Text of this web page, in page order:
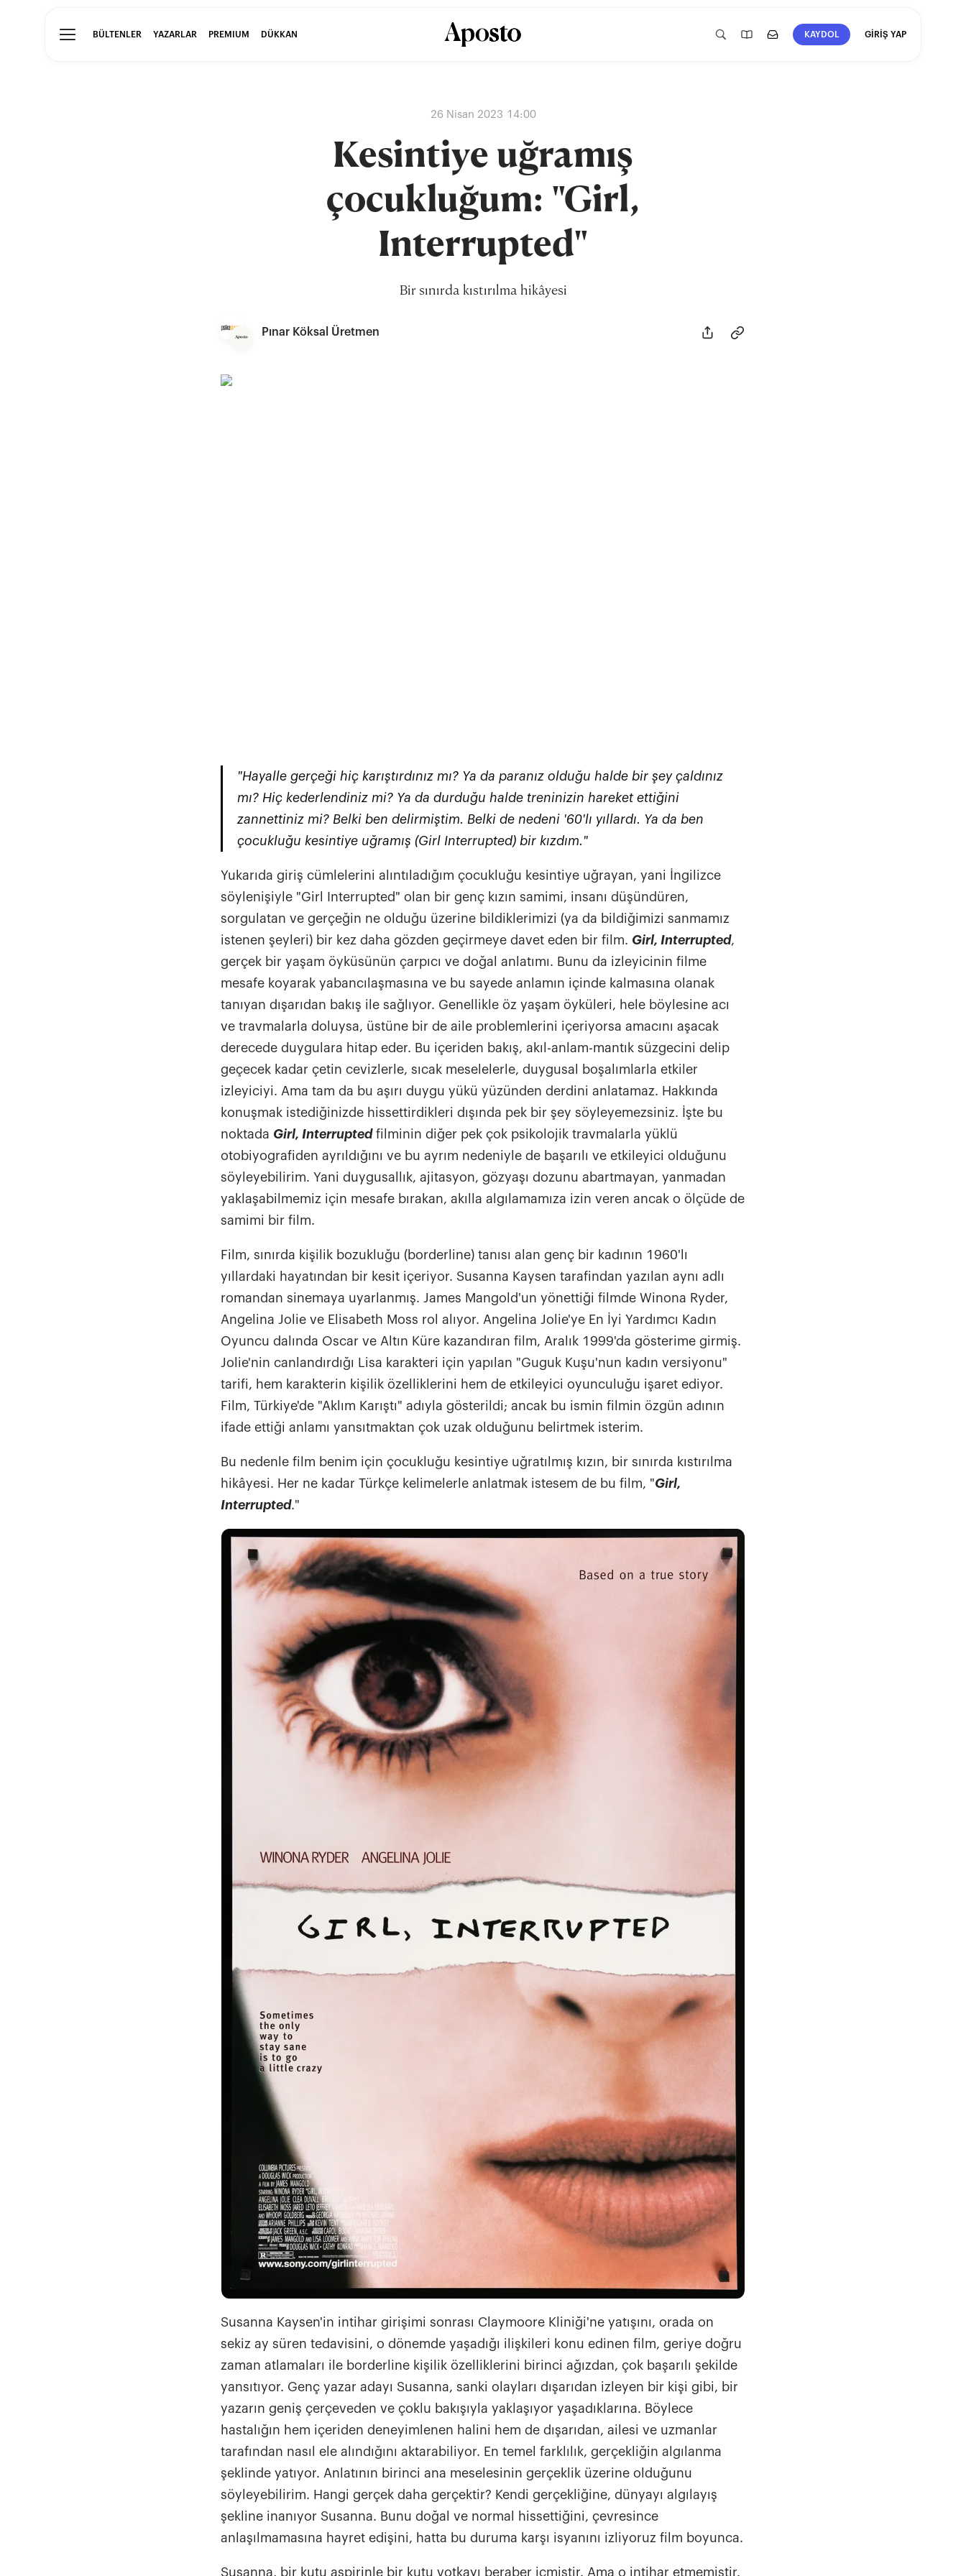
BÜLTENLER YAZARLAR PREMIUM DÜKKAN KAYDOL GİRİŞ YAP
26 Nisan 2023 14:00
Kesintiye uğramış
çocukluğum: "Girl,
Interrupted"
Bir sınırda kıstırılma hikâyesi
Pınar Köksal Üretmen
"Hayalle gerçeği hiç karıştırdınız mı? Ya da paranız olduğu halde bir şey çaldınız
mı? Hiç kederlendiniz mi? Ya da durduğu halde treninizin hareket ettiğini
zannettiniz mi? Belki ben delirmiştim. Belki de nedeni '60'lı yıllardı. Ya da ben
çocukluğu kesintiye uğramış (Girl Interrupted) bir kızdım."
Yukarıda giriş cümlelerini alıntıladığım çocukluğu kesintiye uğrayan, yani İngilizce
söylenişiyle "Girl Interrupted" olan bir genç kızın samimi, insanı düşündüren,
sorgulatan ve gerçeğin ne olduğu üzerine bildiklerimizi (ya da bildiğimizi sanmamız
istenen şeyleri) bir kez daha gözden geçirmeye davet eden bir film. Girl, Interrupted,
gerçek bir yaşam öyküsünün çarpıcı ve doğal anlatımı. Bunu da izleyicinin filme
mesafe koyarak yabancılaşmasına ve bu sayede anlamın içinde kalmasına olanak
tanıyan dışarıdan bakış ile sağlıyor. Genellikle öz yaşam öyküleri, hele böylesine acı
ve travmalarla doluysa, üstüne bir de aile problemlerini içeriyorsa amacını aşacak
derecede duygulara hitap eder. Bu içeriden bakış, akıl-anlam-mantık süzgecini delip
geçecek kadar çetin cevizlerle, sıcak meselelerle, duygusal boşalımlarla etkiler
izleyiciyi. Ama tam da bu aşırı duygu yükü yüzünden derdini anlatamaz. Hakkında
konuşmak istediğinizde hissettirdikleri dışında pek bir şey söyleyemezsiniz. İşte bu
noktada Girl, Interruptedfilminin diğer pek çok psikolojik travmalarla yüklü
otobiyografiden ayrıldığını ve bu ayrım nedeniyle de başarılı ve etkileyici olduğunu
söyleyebilirim. Yani duygusallık, ajitasyon, gözyaşı dozunu abartmayan, yanmadan
yaklaşabilmemiz için mesafe bırakan, akılla algılamamıza izin veren ancak o ölçüde de
samimi bir film.
Film, sınırda kişilik bozukluğu (borderline) tanısı alan genç bir kadının 1960'lı
yıllardaki hayatından bir kesit içeriyor. Susanna Kaysen tarafindan yazılan aynı adlı
romandan sinemaya uyarlanmış. James Mangold'un yönettiği filmde Winona Ryder,
Angelina Jolie ve Elisabeth Moss rol alıyor. Angelina Jolie'ye En İyi Yardımcı Kadın
Oyuncu dalında Oscar ve Altın Küre kazandıran film, Aralık 1999'da gösterime girmiş.
Jolie'nin canlandırdığı Lisa karakteri için yapılan "Guguk Kuşu'nun kadın versiyonu"
tarifi, hem karakterin kişilik özelliklerini hem de etkileyici oyunculuğu işaret ediyor.
Film, Türkiye'de "Aklım Karıştı" adıyla gösterildi; ancak bu ismin filmin özgün adının
ifade ettiği anlamı yansıtmaktan çok uzak olduğunu belirtmek isterim.
Bu nedenle film benim için çocukluğu kesintiye uğratılmış kızın, bir sınırda kıstırılma
hikâyesi. Her ne kadar Türkçe kelimelerle anlatmak istesem de bu film, "Girl,
Interrupted."
Susanna Kaysen'in intihar girişimi sonrası Claymoore Kliniği'ne yatışını, orada on
sekiz ay süren tedavisini, o dönemde yaşadığı ilişkileri konu edinen film, geriye doğru
zaman atlamaları ile borderline kişilik özelliklerini birinci ağızdan, çok başarılı şekilde
yansıtıyor. Genç yazar adayı Susanna, sanki olayları dışarıdan izleyen bir kişi gibi, bir
yazarın geniş çerçeveden ve çoklu bakışıyla yaklaşıyor yaşadıklarına. Böylece
hastalığın hem içeriden deneyimlenen halini hem de dışarıdan, ailesi ve uzmanlar
tarafından nasıl ele alındığını aktarabiliyor. En temel farklılık, gerçekliğin algılanma
şeklinde yatıyor. Anlatının birinci ana meselesinin gerçeklik üzerine olduğunu
söyleyebilirim. Hangi gerçek daha gerçektir? Kendi gerçekliğine, dünyayı algılayış
şekline inanıyor Susanna. Bunu doğal ve normal hissettiğini, çevresince
anlaşılmamasına hayret edişini, hatta bu duruma karşı isyanını izliyoruz film boyunca.
Susanna, bir kutu aspirinle bir kutu votkayı beraber içmiştir. Ama o intihar etmemiştir.